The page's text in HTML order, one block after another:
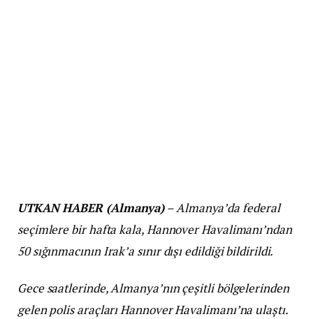
UTKAN HABER (Almanya)– Almanya’da federal
seçimlere bir hafta kala, Hannover Havalimanı’ndan
50 sığınmacının Irak’a sınır dışı edildiği bildirildi.
Gece saatlerinde, Almanya’nın çeşitli bölgelerinden
gelen polis araçları Hannover Havalimanı’na ulaştı.